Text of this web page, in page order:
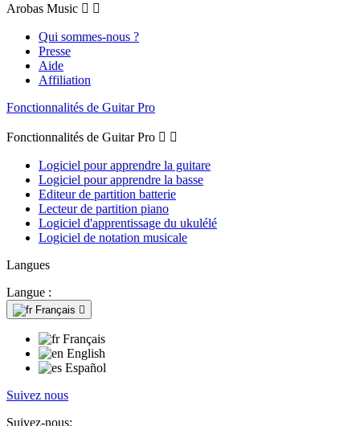
Arobas Music  
Qui sommes-nous ?
Presse
Aide
Affiliation
Fonctionnalités de Guitar Pro
Fonctionnalités de Guitar Pro  
Logiciel pour apprendre la guitare
Logiciel pour apprendre la basse
Editeur de partition batterie
Lecteur de partition piano
Logiciel d'apprentissage du ukulélé
Logiciel de notation musicale
Langues
Langue :
Français 
Français
English
Español
Suivez nous
Suivez-nous: